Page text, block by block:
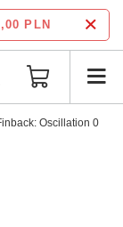
PLN
Oscillation 040 -